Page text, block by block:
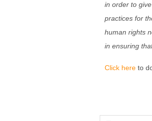
in order to
practices for
human rights
in ensuring
Click here to